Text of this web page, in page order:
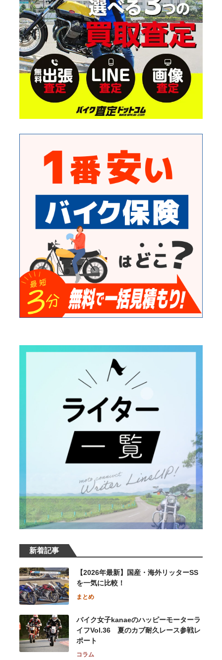
新着記事
【2026年最新】国産・海外リッターSS
を一気に比較！
まとめ
バイク女子kanaeのハッピーモーターラ
イフVol.36 夏のカブ耐久レース参戦レ
ポート
コラム